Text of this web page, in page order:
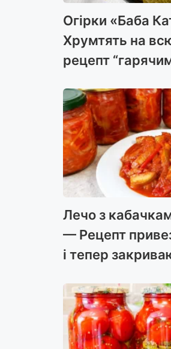
Огірки «Баба
Хрумтять на
рецепт
Лечо з
— Рецепт
і тепер